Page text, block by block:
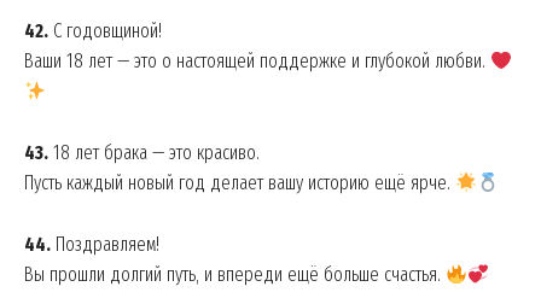
42. С годовщиной!
Ваши 18 лет — это о настоящей поддержке и глубокой любви.
43. 18 лет брака — это красиво.
Пусть каждый новый год делает вашу историю ещё ярче.
44. Поздравляем!
Вы прошли долгий путь, и впереди ещё больше счастья.